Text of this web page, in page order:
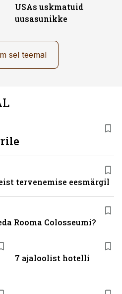
USAs uskmatuid
uusasunikke
sel teemal
7 ajaloolist hotelli
tervenemise eesmärgil
Rooma Colosseumi?